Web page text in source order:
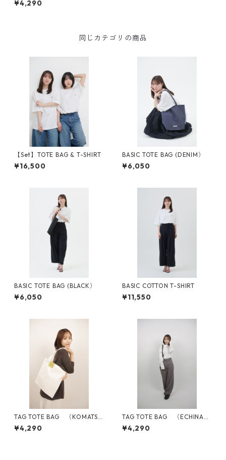
¥4,290
同じカテゴリの商品
【Set】TOTE BAG & T-SHIRT
¥16,500
BASIC TOTE BAG (DENIM）
¥6,050
BASIC TOTE BAG (BLACK）
¥6,050
BASIC COTTON T-SHIRT
¥11,550
TAG TOTE BAG （KOMATSU
NA）
¥4,290
TAG TOTE BAG （ECHINACE
A）
¥4,290